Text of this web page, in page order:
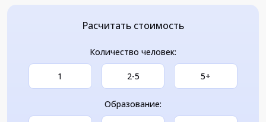
Расчитать стоимость
Количество человек:
1 2-5 5+
Образование: